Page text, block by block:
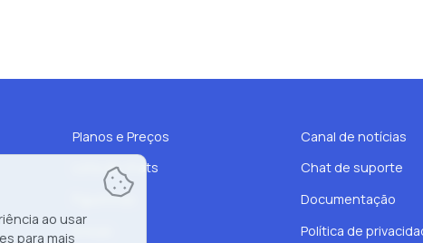
Planos e Preços
Lista de chats
Figurinhas
Canal de notícias
Chat de suporte
Documentação
Política de
ao usar
para mais